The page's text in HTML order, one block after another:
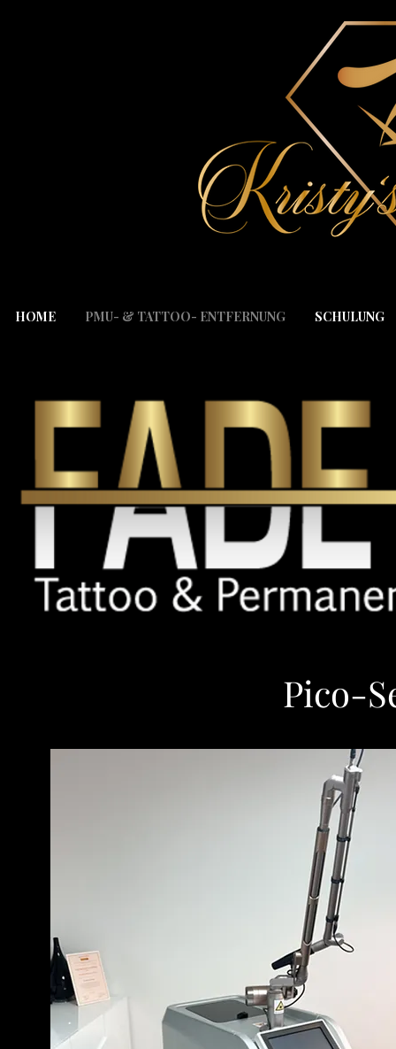
HOME PMU- & TATTOO- ENTFERNUNG SCHULUNG
Pico-